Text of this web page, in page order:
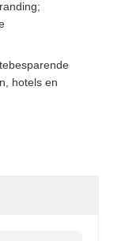
hotels en